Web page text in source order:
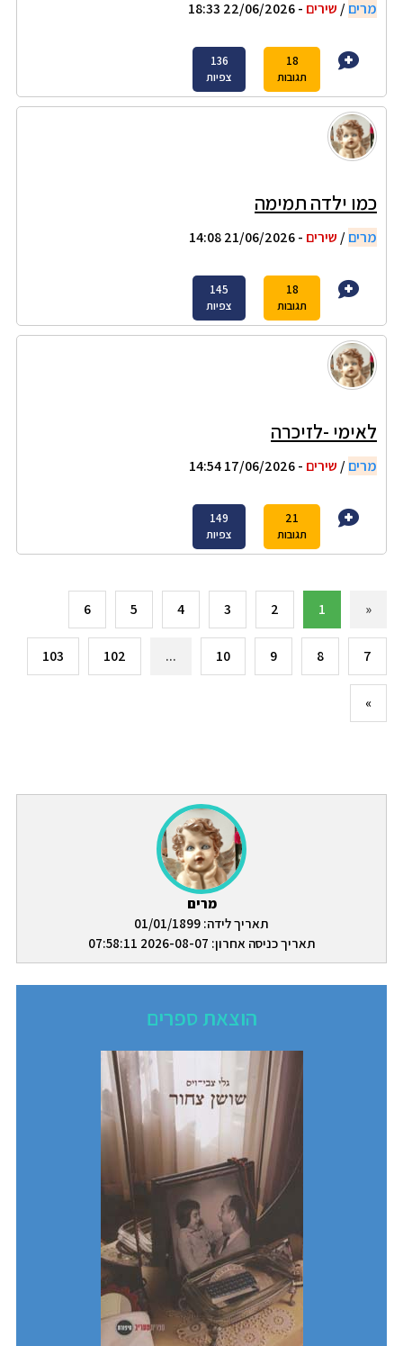
מרים
תאריך לידה: 01/01/1899
תאריך כניסה אחרון: 2026-08-07 07:58:11
הוצאת ספרים
מרים/ שירים - 22/06/2026 18:33
18
תגובות
136
צפיות
כמו ילדה תמימה
מרים/ שירים - 21/06/2026 14:08
18
תגובות
145
צפיות
לאימי -לזיכרה
מרים/ שירים - 17/06/2026 14:54
21
תגובות
149
צפיות
«
1
2
3
4
5
6
7
8
9
10
...
102
103
»